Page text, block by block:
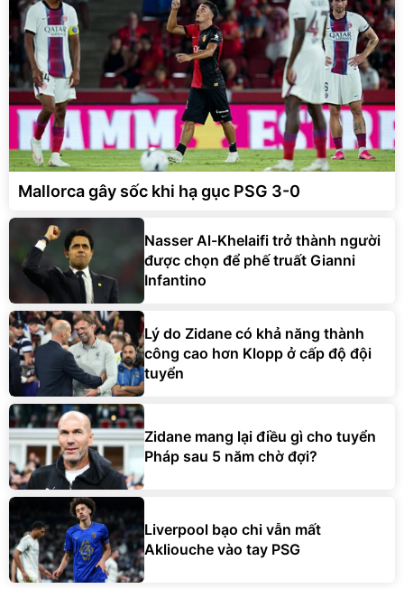
Mallorca gây sốc khi hạ gục PSG 3-0
Nasser Al-Khelaifi trở thành người
được chọn để phế truất Gianni
Infantino
Lý do Zidane có khả năng thành
công cao hơn Klopp ở cấp độ đội
tuyển
Zidane mang lại điều gì cho tuyển
Pháp sau 5 năm chờ đợi?
Liverpool bạo chi vẫn mất
Akliouche vào tay PSG